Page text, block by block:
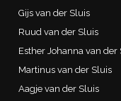
Gijs van der Sluis
Ruud van der Sluis
Esther Johanna van der
Martinus van der Sluis
Aagje van der Sluis